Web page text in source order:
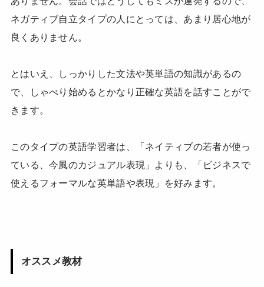
ネガティブ自立タイプの人にとっては、あまり居心地が
良くありません。
とはいえ、しっかりした文法や英単語の知識があるの
で、しゃべり始めるとかなり正確な英語を話すことがで
きます。
このタイプの英語学習者は、「ネイティブの若者が使っ
ている、今風のカジュアル表現」よりも、「ビジネスで
使えるフォーマルな英単語や表現」を好みます。
オススメ教材